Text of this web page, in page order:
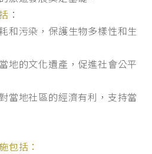
：
和污染，保護生物多樣性和生
地的文化遺產，促進社會公平
當地社區的經濟有利，支持當
包括：